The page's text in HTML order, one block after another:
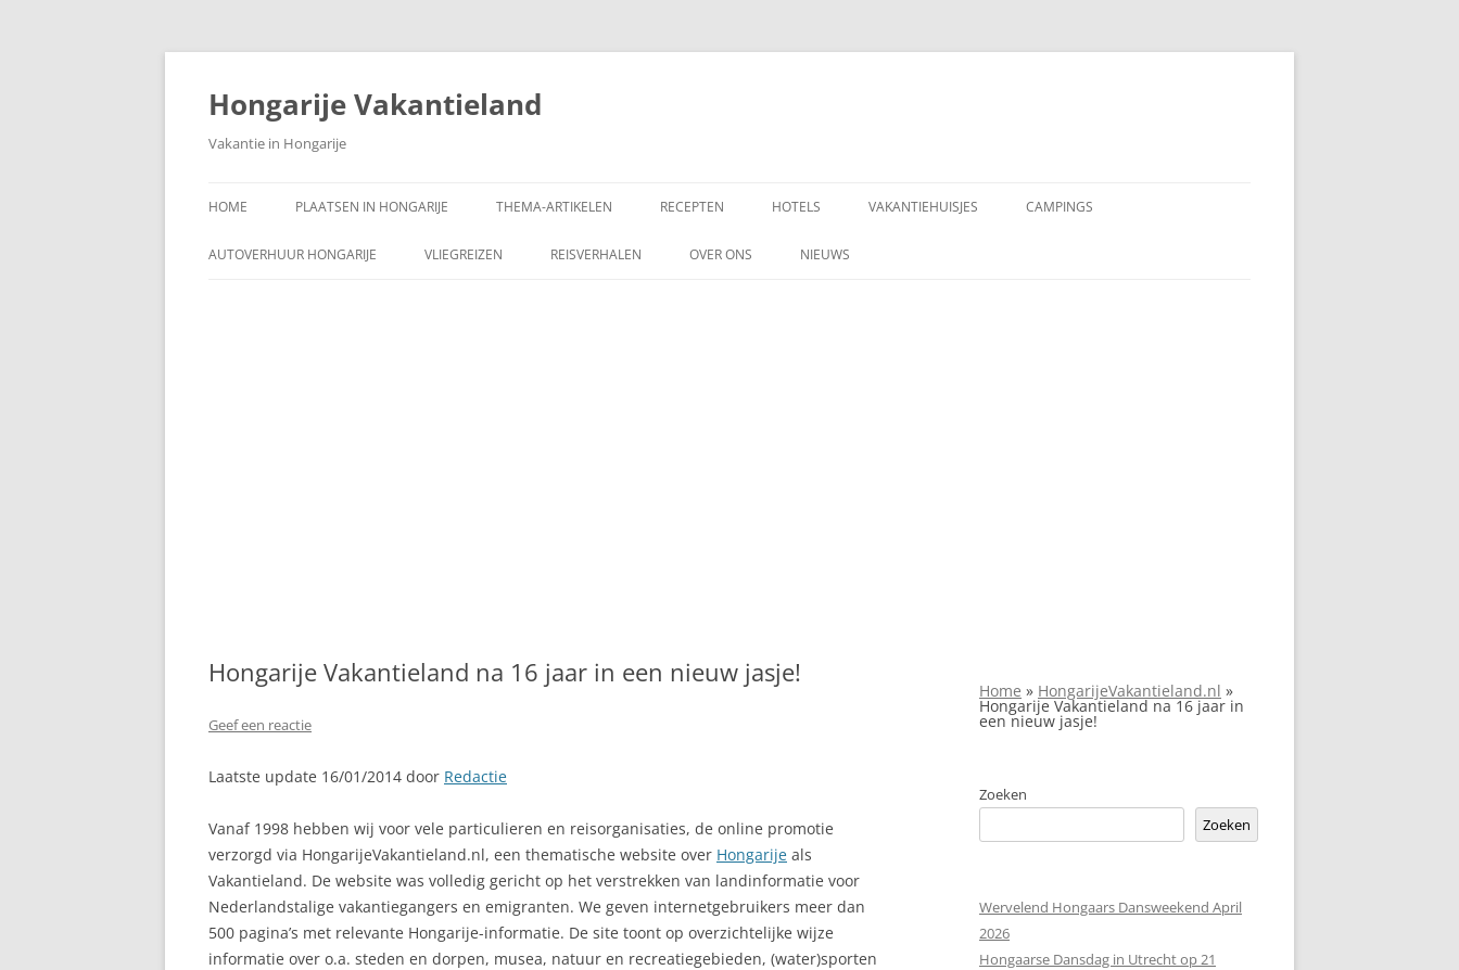
Ga
inhoud
Hongarije Vakantieland
Vakantie in Hongarije
HOME PLAATSEN IN HONGARIJE THEMA-ARTIKELEN RECEPTEN HOTELS VAKANTIEHUISJES CAMPINGS
AUTOVERHUUR HONGARIJE VLIEGREIZEN REISVERHALEN OVER ONS NIEUWS
Hongarije Vakantieland na 16 jaar in een nieuw jasje!
Geef een reactie
Laatste update 16/01/2014 door Redactie
Vanaf 1998 hebben wij voor vele particulieren en reisorganisaties, de online promotie
verzorgd via HongarijeVakantieland.nl, een thematische website over Hongarije als
Vakantieland. De website was volledig gericht op het verstrekken van landinformatie voor
Nederlandstalige vakantiegangers en emigranten. We geven internetgebruikers meer dan
500 pagina’s met relevante Hongarije-informatie. De site toont op overzichtelijke wijze
informatie over o.a. steden en dorpen, musea, natuur en recreatiegebieden, (water)sporten
Home » HongarijeVakantieland.nl »
Hongarije Vakantieland na 16 jaar in
een nieuw jasje!
Zoeken
Zoeken
Wervelend Hongaars Dansweekend April
2026
Hongaarse Dansdag in Utrecht op 21